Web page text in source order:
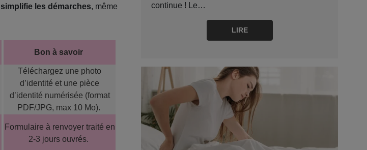
simplifie les démarches, même
Bon à savoir
Téléchargez une photo
d’identité et une pièce
d’identité numérisée (format
PDF/JPG, max 10 Mo).
Formulaire à renvoyer traité en
2-3 jours ouvrés.
continue ! Le…
LIRE